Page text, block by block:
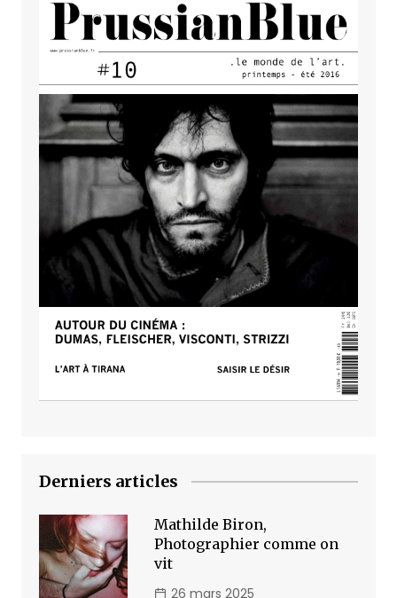
Derniers articles
Mathilde Biron,
Photographier comme on
vit
26 mars 2025